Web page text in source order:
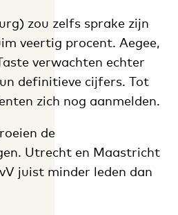
zou zelfs sprake zijn
veertig procent. Aegee,
verwachten echter
definitieve cijfers. Tot
zich nog aanmelden.
de
Utrecht en Maastricht
juist minder leden dan